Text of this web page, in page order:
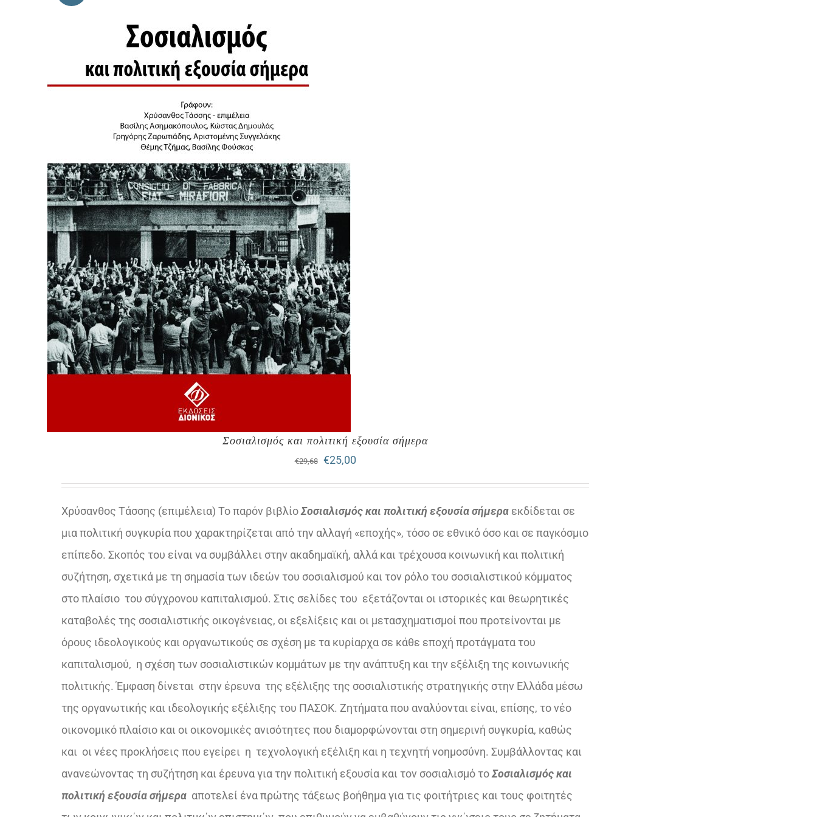
Σοσιαλισμός και πολιτική εξουσία σήμερα
€29,68
Original
price
€29,68.
€25,00Η
τρέχουσα
τιμή
€25,00.
Χρύσανθος Τάσσης (επιμέλεια) Το παρόν βιβλίοΣοσιαλισμός και πολιτική εξουσία σήμεραεκδίδεται σε
μια πολιτική συγκυρία που χαρακτηρίζεται από την αλλαγή «εποχής», τόσο σε εθνικό όσο και σε παγκόσμιο
επίπεδο. Σκοπός του είναι να συμβάλλει στην ακαδημαϊκή, αλλά και τρέχουσα κοινωνική και πολιτική
συζήτηση, σχετικά με τη σημασία των ιδεών του σοσιαλισμού και τον ρόλο του σοσιαλιστικού κόμματος
στο πλαίσιο του σύγχρονου καπιταλισμού. Στις σελίδες του εξετάζονται οι ιστορικές και θεωρητικές
καταβολές της σοσιαλιστικής οικογένειας, οι εξελίξεις και οι μετασχηματισμοί που προτείνονται με
όρους ιδεολογικούς και οργανωτικούς σε σχέση με τα κυρίαρχα σε κάθε εποχή προτάγματα του
καπιταλισμού, η σχέση των σοσιαλιστικών κομμάτων με την ανάπτυξη και την εξέλιξη της κοινωνικής
πολιτικής. Έμφαση δίνεται στην έρευνα της εξέλιξης της σοσιαλιστικής στρατηγικής στην Ελλάδα μέσω
της οργανωτικής και ιδεολογικής εξέλιξης του ΠΑΣΟΚ. Ζητήματα που αναλύονται είναι, επίσης, το νέο
οικονομικό πλαίσιο και οι οικονομικές ανισότητες που διαμορφώνονται στη σημερινή συγκυρία, καθώς
και οι νέες προκλήσεις που εγείρει η τεχνολογική εξέλιξη και η τεχνητή νοημοσύνη. Συμβάλλοντας και
ανανεώνοντας τη συζήτηση και έρευνα για την πολιτική εξουσία και τον σοσιαλισμό τοΣοσιαλισμός και
πολιτική εξουσία σήμερααποτελεί ένα πρώτης τάξεως βοήθημα για τις φοιτήτριες και τους φοιτητές